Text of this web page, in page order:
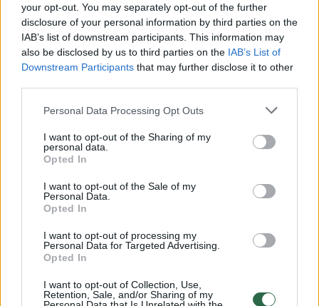
your opt-out. You may separately opt-out of the further
disclosure of your personal information by third parties on the
IAB’s list of downstream participants. This information may
also be disclosed by us to third parties on the IAB’s List of
Downstream Participants that may further disclose it to other
Personal Data Processing Opt Outs
I want to opt-out of the Sharing of my
personal data.
Opted In
I want to opt-out of the Sale of my
Personal Data.
Opted In
I want to opt-out of processing my
Personal Data for Targeted Advertising.
Opted In
I want to opt-out of Collection, Use,
Retention, Sale, and/or Sharing of my
Vieną dieną ji kreipėsi į medikus dėl pilvo
pūtimo ir deginančio pojūčio pilve. Kiek
dažniausiai pasitaikantis vyresniems nei 50
metų žmonėms.
Susiję straipsniai